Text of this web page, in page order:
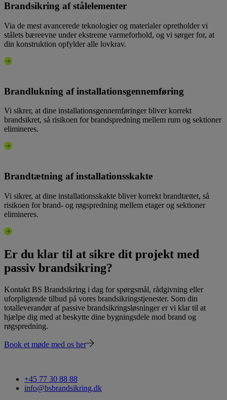
Brandsikring af stålelementer
Via de mest avancerede teknologier og materialer opretholder vi
stålets bæreevne under ekstreme varmeforhold, og vi sørger for, at
din konstruktion opfylder alle lovkrav.
Brandlukning af installationsgennemføring
Vi sikrer, at dine installationsgennemføringer bliver korrekt
brandsikret, så risikoen for brandspredning mellem rum og sektioner
elimineres.
Brandtætning af installationsskakte
Vi sikrer, at dine installationsskakte bliver korrekt brandtættet, så
risikoen for brand- og røgspredning mellem etager og sektioner
elimineres.
Er du klar til at sikre dit projekt med
passiv brandsikring?
Kontakt BS Brandsikring i dag for spørgsmål, rådgivning eller
uforpligtende tilbud på vores brandsikringstjenester. Som din
totalleverandør af passive brandsikringsløsninger er vi klar til at
hjælpe dig med at beskytte dine bygningsdele mod brand og
røgspredning.
Book et møde med os her
+45 77 30 88 88
info@bsbrandsikring.dk